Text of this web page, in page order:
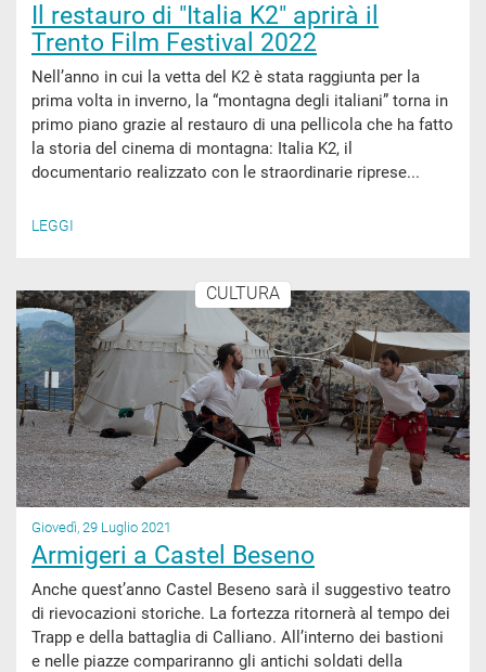
Il restauro di "Italia K2" aprirà il
Trento Film Festival 2022
Nell’anno in cui la vetta del K2 è stata raggiunta per la
prima volta in inverno, la “montagna degli italiani” torna in
primo piano grazie al restauro di una pellicola che ha fatto
la storia del cinema di montagna: Italia K2, il
documentario realizzato con le straordinarie riprese...
LEGGI
CULTURA
Giovedì, 29 Luglio 2021
Armigeri a Castel Beseno
Anche quest’anno Castel Beseno sarà il suggestivo teatro
di rievocazioni storiche. La fortezza ritornerà al tempo dei
Trapp e della battaglia di Calliano. All’interno dei bastioni
e nelle piazze compariranno gli antichi soldati della